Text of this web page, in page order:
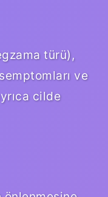
türü),
ve
cilde